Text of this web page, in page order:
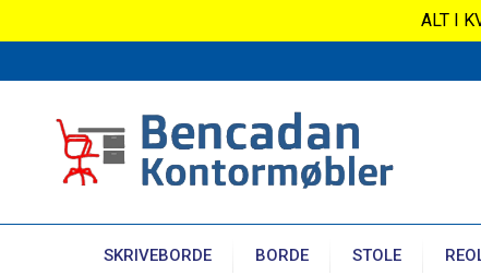
ALT I
SKRIVEBORDE BORDE STOLE